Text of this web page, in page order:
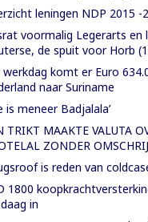
leningen NDP 2015 -
voormalig Legerarts en
de spuit voor Horb
werkdag komt er Euro
naar Suriname
is meneer Badjalala’
TRIKT MAAKTE VALUTA
ZONDER
is reden van
1800
in